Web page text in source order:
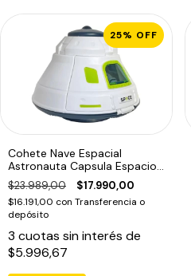
25% OFF
Cohete Nave Espacial
Astronauta Capsula Espacio
Con Luz
$23.989,00 $17.990,00
$16.191,00 con Transferencia o
depósito
3 cuotas sin interés de
$5.996,67